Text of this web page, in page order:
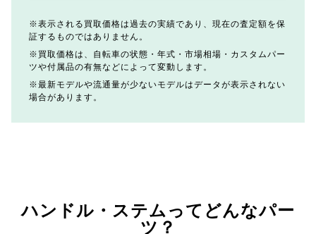
表示される買取価格は過去の実績であり、現在の査定額を保
証するものではありません。
買取価格は、自転車の状態・年式・市場相場・カスタムパー
ツや付属品の有無などによって変動します。
最新モデルや流通量が少ないモデルはデータが表示されない
場合があります。
ハンドル・ステムってどんなパー
ツ？